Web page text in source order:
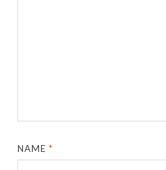
NAME*